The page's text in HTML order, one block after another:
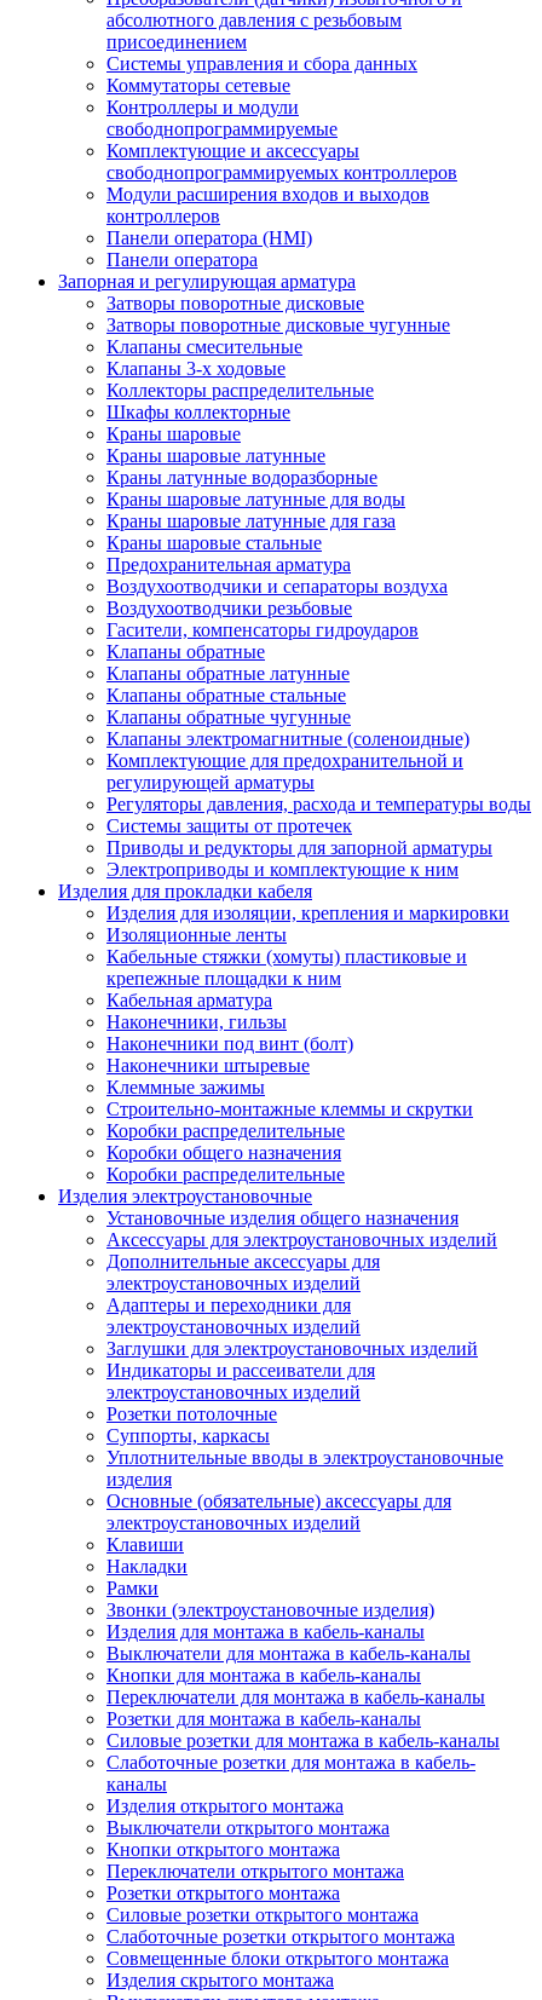
абсолютного давления с резьбовым
присоединением
Системы управления и сбора данных
Коммутаторы сетевые
Контроллеры и модули
свободнопрограммируемые
Комплектующие и аксессуары
свободнопрограммируемых контроллеров
Модули расширения входов и выходов
контроллеров
Панели оператора (HMI)
Панели оператора
Запорная и регулирующая арматура
Затворы поворотные дисковые
Затворы поворотные дисковые чугунные
Клапаны смесительные
Клапаны 3-х ходовые
Коллекторы распределительные
Шкафы коллекторные
Краны шаровые
Краны шаровые латунные
Краны латунные водоразборные
Краны шаровые латунные для воды
Краны шаровые латунные для газа
Краны шаровые стальные
Предохранительная арматура
Воздухоотводчики и сепараторы воздуха
Воздухоотводчики резьбовые
Гасители, компенсаторы гидроударов
Клапаны обратные
Клапаны обратные латунные
Клапаны обратные стальные
Клапаны обратные чугунные
Клапаны электромагнитные (соленоидные)
Комплектующие для предохранительной и
регулирующей арматуры
Регуляторы давления, расхода и температуры воды
Системы защиты от протечек
Приводы и редукторы для запорной арматуры
Электроприводы и комплектующие к ним
Изделия для прокладки кабеля
Изделия для изоляции, крепления и маркировки
Изоляционные ленты
Кабельные стяжки (хомуты) пластиковые и
крепежные площадки к ним
Кабельная арматура
Наконечники, гильзы
Наконечники под винт (болт)
Наконечники штыревые
Клеммные зажимы
Строительно-монтажные клеммы и скрутки
Коробки распределительные
Коробки общего назначения
Коробки распределительные
Изделия электроустановочные
Установочные изделия общего назначения
Аксессуары для электроустановочных изделий
Дополнительные аксессуары для
электроустановочных изделий
Адаптеры и переходники для
электроустановочных изделий
Заглушки для электроустановочных изделий
Индикаторы и рассеиватели для
электроустановочных изделий
Розетки потолочные
Суппорты, каркасы
Уплотнительные вводы в электроустановочные
изделия
Основные (обязательные) аксессуары для
электроустановочных изделий
Клавиши
Накладки
Рамки
Звонки (электроустановочные изделия)
Изделия для монтажа в кабель-каналы
Выключатели для монтажа в кабель-каналы
Кнопки для монтажа в кабель-каналы
Переключатели для монтажа в кабель-каналы
Розетки для монтажа в кабель-каналы
Силовые розетки для монтажа в кабель-каналы
Слаботочные розетки для монтажа в кабель-
каналы
Изделия открытого монтажа
Выключатели открытого монтажа
Кнопки открытого монтажа
Переключатели открытого монтажа
Розетки открытого монтажа
Силовые розетки открытого монтажа
Слаботочные розетки открытого монтажа
Совмещенные блоки открытого монтажа
Изделия скрытого монтажа